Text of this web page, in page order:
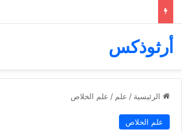
أرثوذكس
الرئيسية / علم / علم الخلاص
علم الخلاص